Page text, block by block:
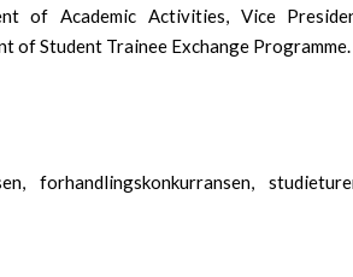
of Academic Activities, Vice
of Student Trainee Exchange Programme.
forhandlingskonkurransen,